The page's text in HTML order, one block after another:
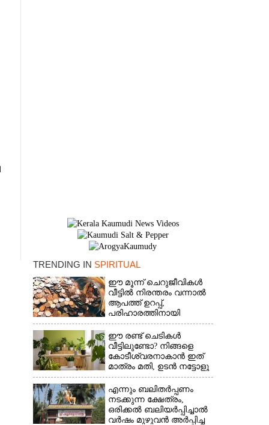
TRENDING IN SPIRITUAL
ഈ മൂന്ന് ചെറുജീവികൾ
വീട്ടിൽ നിരന്തരം വന്നാൽ
ആപത്ത് ഉറപ്പ്,​
പരിഹാരത്തിനായി
ചെയ്യേണ്ടത്
ഈ രണ്ട് ചെടികൾ
വീട്ടിലുണ്ടോ?​ നിങ്ങളെ
കോടീശ്വരനാകാൻ ഇത്
മാത്രം മതി,​ ഉടൻ നട്ടോളൂ
എന്നും ബലിതർപ്പണം
നടക്കുന്ന ക്ഷേത്രം,​
ഒരിക്കൽ ബലിയർപ്പിച്ചാൽ
വർഷം മുഴുവൻ അർപ്പിച്ച
×